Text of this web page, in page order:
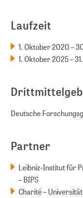
Laufzeit
1. Oktober 2020 –
1. Oktober 2025 –
Deutsche
Partner
Leibniz-Institut für
– BIPS
Charité –